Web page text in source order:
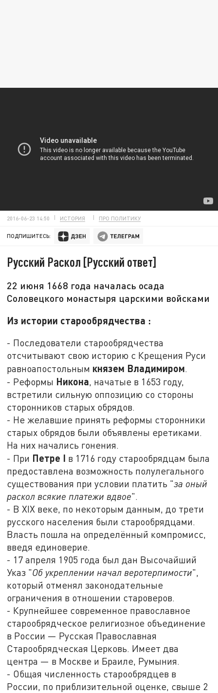
2016-06-23 14:50 ИСТОРИЯ ПРО ПОЛИТИКУ
ПОДПИШИТЕСЬ:
Русский Раскол [Русский ответ]
22 июня 1668 года началась осада
Соловецкого монастыря царскими войсками
Из истории старообрядчества :
- Последователи старообрядчества
отсчитывают свою историю с Крещения Руси
равноапостольным князем Владимиром.
- Реформы Никона, начатые в 1653 году,
встретили сильную оппозицию со стороны
сторонников старых обрядов.
- Не желавшие принять реформы сторонники
старых обрядов были объявлены еретиками.
На них начались гонения.
- При Петре I в 1716 году старообрядцам была
предоставлена возможность полулегального
существования при условии платить "за оный
раскол всякие платежи вдвое".
- В XIX веке, по некоторым данным, до трети
русского населения были старообрядцами.
Власть пошла на определённый компромисс,
введя единоверие.
- 17 апреля 1905 года был дан Высочайший
Указ "Об укреплении начал веротерпимости",
который отменял законодательные
ограничения в отношении староверов.
- Крупнейшее современное православное
старообрядческое религиозное объединение
в России — Русская Православная
Старообрядческая Церковь. Имеет два
центра — в Москве и Браиле, Румыния.
- Общая численность старообрядцев в
России, по приблизительной оценке, свыше 2